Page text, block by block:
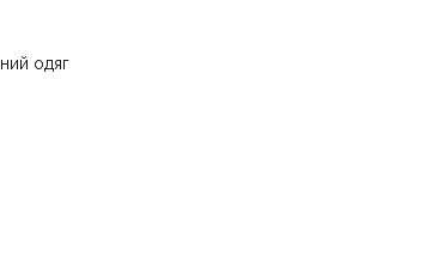
використанням
(бензин, вайт-спірит) - сушити
одяг